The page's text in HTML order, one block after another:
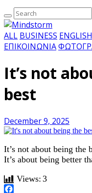
ALL BUSINESS
ΕΠΙΚΟΙΝΩΝΙΑ
It’s not
best
December 9, 2025
It’s not about being the
It’s about being better
Views: 3